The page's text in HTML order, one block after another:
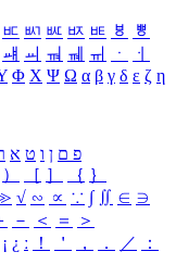
ㅳ ㅴ ㅵ ㅶ ㅷ ㅸ
ㅹ
ㆈ ㆉ ㆊ ㆋ ㆌ ㆍ
ㆎ
Φ Χ Ψ Ω α β γ δ ε ζ η
פ ם ן ו ט א
） ［ ］ ｛ ｝
√ ∽ ∝ ∵ ∫ ∬ ∈ ∋
－ ＜ ＝
＞
¡ ¿ ː ！ ＇ ， ． ／
：